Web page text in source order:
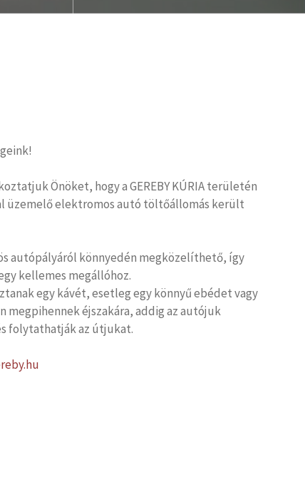
Önöket, hogy a GEREBY KÚRIA területén
üzemelő elektromos autó töltőállomás került
autópályáról könnyedén megközelíthető, így
kellemes megállóhoz.
egy kávét, esetleg egy könnyű ebédet vagy
megpihennek éjszakára, addig az autójuk
folytathatják az útjukat.